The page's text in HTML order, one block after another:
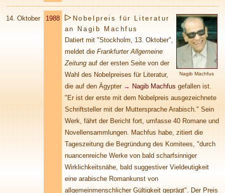
14. Oktober 1988
Nagib Machfus
Nobelpreis für Literatur
an Nagib Machfus
Datiert mit "Stockholm, 13. Oktober",
meldet die Frankfurter Allgemeine
Zeitungauf der ersten Seite von der
Wahl des Nobelpreises für Literatur,
die auf den Ägypter → Nagib Machfus gefallen ist.
"Er ist der erste mit dem Nobelpreis ausgezeichnete
Schriftsteller mit der Muttersprache Arabisch." Sein
Werk, fährt der Bericht fort, umfasse 40 Romane und
Novellensammlungen. Machfus habe, zitiert die
Tageszeitung die Begründung des Komitees, "durch
nuancenreiche Werke von bald scharfsinniger
Wirklichkeitsnähe, bald suggestiver Vieldeutigkeit
eine arabische Romankunst von
allgemeinmenschlicher Gültigkeit geprägt". Der Preis